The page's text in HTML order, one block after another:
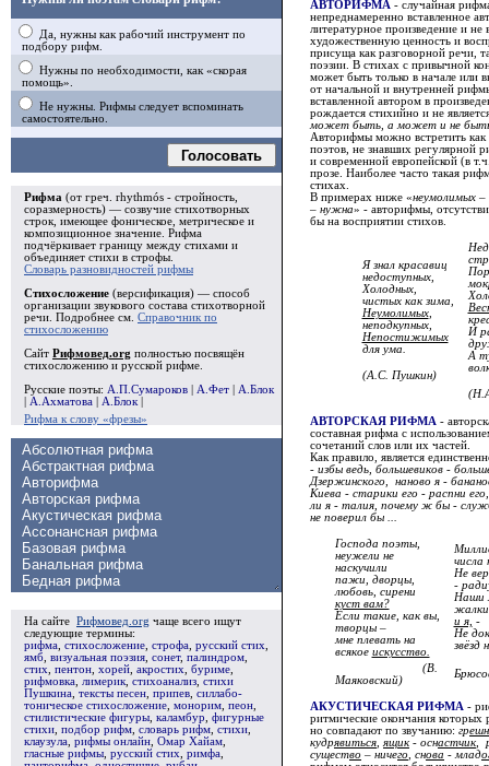
Да, нужны как рабочий инструмент по
подбору рифм.
Нужны по необходимости, как «скорая
помощь».
Не нужны. Рифмы следует вспоминать
самостоятельно.
Голосовать
Рифма (от греч. rhythmós - стройность,
соразмерность) — созвучие стихотворных
строк, имеющее фоническое, метрическое и
композиционное значение. Рифма
подчёркивает границу между стихами и
объединяет стихи в строфы
Словарь разновидностей рифмы
Стихосложение (версификация) — способ
организации звукового состава стихотворной
речи. Подробнее см. Справочник по
стихосложению
Сайт Рифмовед.org полностью посвящён
стихосложению и русской рифме.
Русские поэты: А.П.Сумароков А.Фет
А.Блок
А.Ахматова А.Блок
Рифма к слову «фрезы»
На сайте Рифмовед.org чаще всего ищут
следующие термины:
рифма стихосложение строфа русский стих
ямб визуальная поэзия сонет, палиндром
стих
пентон хорей акростих буриме
рифмовка
лимерик стихоанализ стихи
Пушкина тексты песен припев силлабо-
тоническое стихосложение монорим пеон
стилистические фигуры каламбур
фигурные
стихи подбор рифм словарь рифм стихи
клаузула рифмы онлайн Омар Хайам
гласные рифмы русский стих римфа
АВТОРИФМА - случайная
непреднамеренно вставленное
литературное произведение и не
художественную ценность и
присуща как разговорной речи,
поэзии. В стихах с привычной
может быть только в начале или
от начальной и внутренней
вставленной автором в
рождается стихийно и не
может быть, а может и не
Авторифмы можно встретить как
поэтов, не знавших регулярной
и современной европейской (в
прозе. Наиболее часто такая
стихах.
В примерах ниже «неумолимых
– нужна» - авторифмы,
бы на восприятии стихов.
Я знал красавиц
недоступных,
Холодных,
чистых как зима,
Неумолимых,
неподкупных,
Непостижимых
для ума.
(А.С. Пушкин)
И
А
АВТОРСКАЯ РИФМА -
составная рифма с
сочетаний слов или их частей.
Как правило, является
- избы ведь, большевиков -
Дзержинского, наново я -
Киева - старики его - распни
ли я - талия, почему ж бы -
не поверил бы ...
Господа поэты,
неужели не
наскучили
пажи, дворцы,
любовь, сирени
куст вам?
Если такие, как вы,
творцы –
мне плевать на
всякое искусство.
(В.
Маяковский)
числа
Не
-
Наши
и я, -
Не
звёзд
АКУСТИЧЕСКАЯ РИФМА -
ритмические окончания
но совпадают по звучанию: гр
кудрявиться,ящик - оснастчик,
существо – ничего, снова - млад